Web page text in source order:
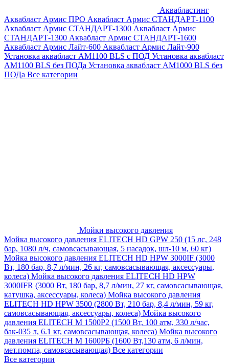
Аквабластинг
Аквабласт Армис ПРО Аквабласт Армис СТАНДАРТ-1100
Аквабласт Армис СТАНДАРТ-1300 Аквабласт Армис
СТАНДАРТ-1300 Аквабласт Армис СТАНДАРТ-1600
Аквабласт Армис Лайт-600 Аквабласт Армис Лайт-900
Установка аквабласт AM1100 BLS с ПОД Установка аквабласт
AM1100 BLS без ПОДа Установка аквабласт AM1000 BLS без
ПОДа Все категории
Мойки высокого давления
Мойка высокого давления ELITECH HD GPW 250 (15 лс, 248
бар, 1080 л/ч, самовсасывающая, 5 насадок, шл-10 м, 60 кг)
Мойка высокого давления ELITECH HD HPW 3000IF (3000
Вт, 180 бар, 8,7 л/мин, 26 кг, самовсасывающая, аксессуары,
колеса) Мойка высокого давления ELITECH HD HPW
3000IFR (3000 Вт, 180 бар, 8,7 л/мин, 27 кг, самовсасывающая,
катушка, аксессуары, колеса) Мойка высокого давления
ELITECH HD HPW 3500 (2800 Вт, 210 бар, 8,4 л/мин, 59 кг,
самовсасывающая, аксессуары, колеса) Мойка высокого
давления ELITECH M 1500P2 (1500 Вт, 100 атм, 330 л/час,
бак-035 л, 6.1 кг, самовсасывающая, колеса) Мойка высокого
давления ELITECH М 1600РБ (1600 Вт,130 атм, 6 л/мин,
мет.помпа, самовсасывающая) Все категории
Все категории